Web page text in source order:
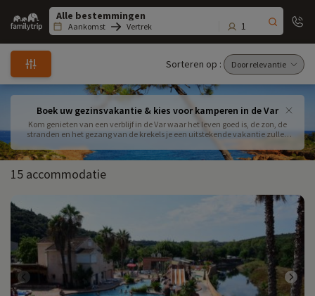
Family
trip
Aankomst Vertrek 1
Sorteren op :
Boek uw gezinsvakantie & kies voor kamperen in de Var
Kom genieten van een verblijf in de Var waar het leven goed is, de zon, de
stranden en het gezang van de krekels je een uitstekende vakantie zullen
15 accommodatie